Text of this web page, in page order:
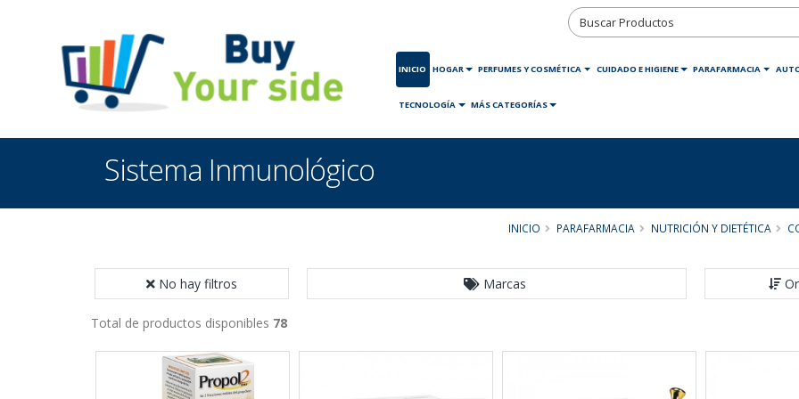
INICIO HOGAR PERFUMES Y COSMÉTICA CUIDADO E HIGIENE PARAFARMACIA
TECNOLOGÍA MÁS CATEGORÍAS
Sistema Inmunológico
INICIO PARAFARMACIA NUTRICIÓN Y DIETÉTICA
No hay filtros Marcas
Total de productos disponibles 78